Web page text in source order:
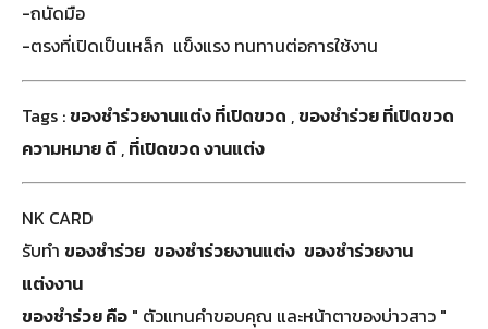
-ถนัดมือ
-ตรงที่เปิดเป็นเหล็ก แข็งแรง ทนทานต่อการใช้งาน
Tags :ของชำร่วยงานแต่ง ที่เปิดขวด ,ของชําร่วย ที่เปิดขวด
ความหมาย ดี , ที่เปิดขวด งานแต่ง
NK CARD
รับทำ ของชำร่วย ของชำร่วยงานแต่ง ของชําร่วยงาน
แต่งงาน
ของชําร่วย คือ " ตัวแทนคำขอบคุณ และหน้าตาของบ่าวสาว "